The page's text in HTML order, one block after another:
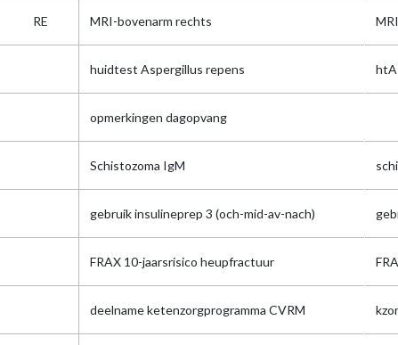
RE MRI-bovenarm rechts
huidtest Aspergillus repens
opmerkingen dagopvang
Schistozoma IgM
gebruik insulineprep 3 (och-mid-av-nach)
FRAX 10-jaarsrisico heupfractuur
deelname ketenzorgprogramma CVRM